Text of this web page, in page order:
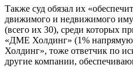
Также суд обязал их
движимого и недвижимого
(всего их 30), среди которых
«ДМЕ Холдинг» (1%
Холдинг», тоже ответчик по
другие компании,